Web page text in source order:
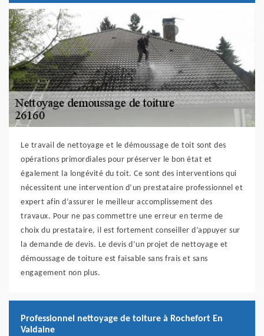
Le travail de nettoyage et le démoussage de toit sont des
opérations primordiales pour préserver le bon état et
également la longévité du toit. Ce sont des interventions qui
nécessitent une intervention d’un prestataire professionnel et
expert afin d’assurer le meilleur accomplissement des
travaux. Pour ne pas commettre une erreur en terme de
choix du prestataire, il est fortement conseiller d’appuyer sur
la demande de devis. Le devis d’un projet de nettoyage et
démoussage de toiture est faisable sans frais et sans
engagement non plus.
Professionnel nettoyage de toiture à Rochefort En
Valdaine